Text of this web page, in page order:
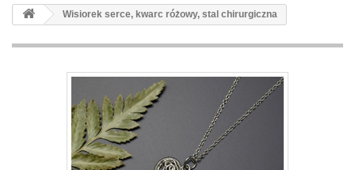
Wisiorek serce, kwarc różowy, stal chirurgiczna